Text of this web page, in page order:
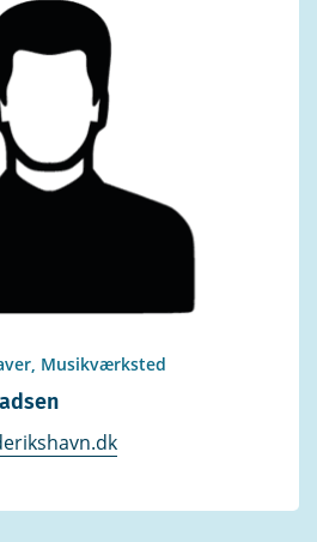
Musikværksted